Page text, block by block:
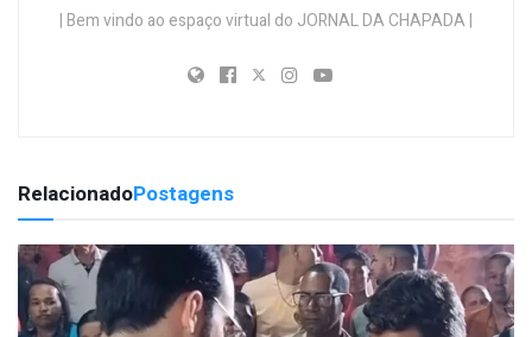
| Bem vindo ao espaço virtual do JORNAL DA CHAPADA |
RelacionadoPostagens